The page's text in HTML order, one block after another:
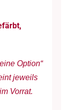
Option“
jeweils
Vorrat.